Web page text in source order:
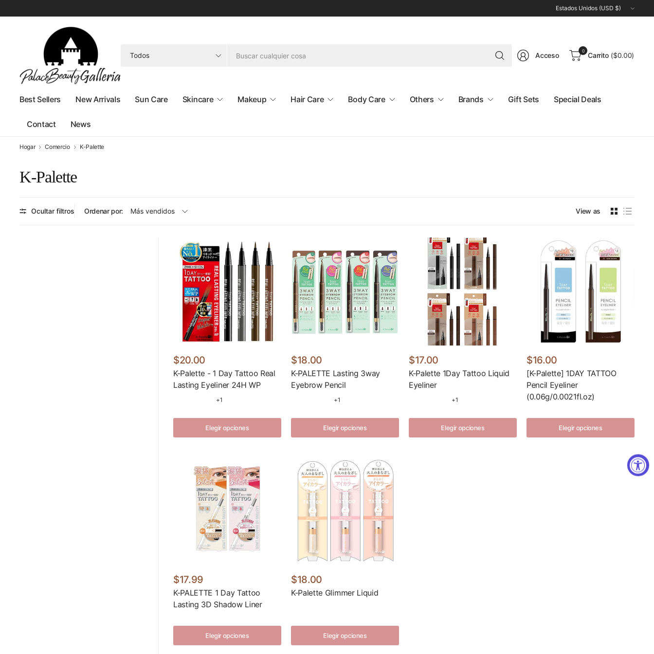
Actualizar
país/región
Buscar
cualquier
cualquier
Acceso
0
Carrito ($0.00)
Best Sellers New Arrivals Sun Care Skincare Makeup Hair Care Body Care Others Brands Gift Sets Special Deals
Contact News
Hogar Comercio K-Palette
K-Palette
Ocultar filtros Ordenar por: View as
$20.00
K-Palette - 1 Day Tattoo Real
Lasting Eyeliner 24H WP
+1
Elegir opciones
$18.00
K-PALETTE Lasting 3way
Eyebrow Pencil
+1
Elegir opciones
$17.00
K-Palette 1Day Tattoo Liquid
Eyeliner
+1
Elegir opciones
$16.00
[K-Palette] 1DAY TATTOO
Pencil Eyeliner
(0.06g/0.0021fl.oz)
Elegir opciones
$17.99
K-PALETTE 1 Day Tattoo
Lasting 3D Shadow Liner
Elegir opciones
$18.00
K-Palette Glimmer Liquid
Elegir opciones